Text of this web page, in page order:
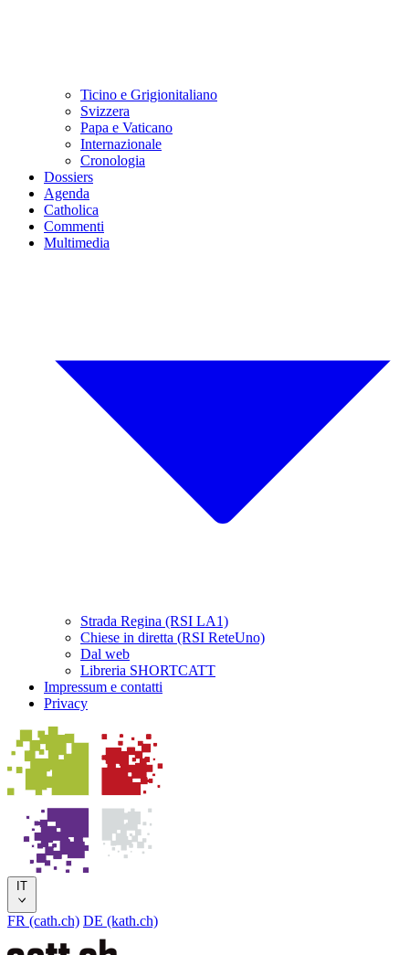
Ticino e Grigionitaliano
Svizzera
Papa e Vaticano
Internazionale
Cronologia
Dossiers
Agenda
Catholica
Commenti
Multimedia
Strada Regina (RSI LA1)
Chiese in diretta (RSI ReteUno)
Dal web
Libreria SHORTCATT
Impressum e contatti
Privacy
IT
FR (cath.ch) DE (kath.ch)